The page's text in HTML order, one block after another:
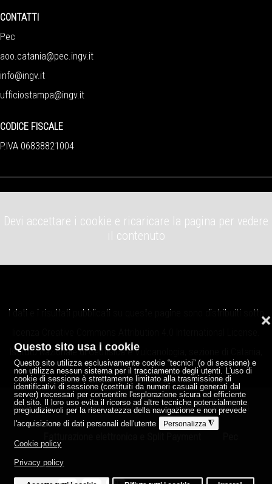
Questo sito usa i cookie
Questo sito utilizza esclusivamente cookie “tecnici” (o di sessione) e
non utilizza nessun sistema per il tracciamento degli utenti. L'uso di
cookie di sessione è strettamente limitato alla trasmissione di
identificativi di sessione (costituiti da numeri casuali generati dal
server) necessari per consentire l'esplorazione sicura ed efficiente
del sito. Il loro uso evita il ricorso ad altre tecniche potenzialmente
pregiudizievoli per la riservatezza della navigazione e non prevede
l'acquisizione di dati personali dell'utente
Personalizza◮
Cookie policy
Privacy policy
❌
CONTATTI
Pec
aoo.catania@pec.ingv.it
info@ingv.it
ufficiostampa@ingv.it
CODICE FISCALE
P.IVA 06838821004
Devi accettare i cookie e ricaricare la pagina per vedere
il contenuto
I dati e i risultati pubblicati su queste pagine sono distribuiti sotto
Istituto Nazionale di Geofisica e Vulcanologia, sezione di Catania,
Osservatorio Etneo.
Note legali Privacy Credits P.IVA 06838821004